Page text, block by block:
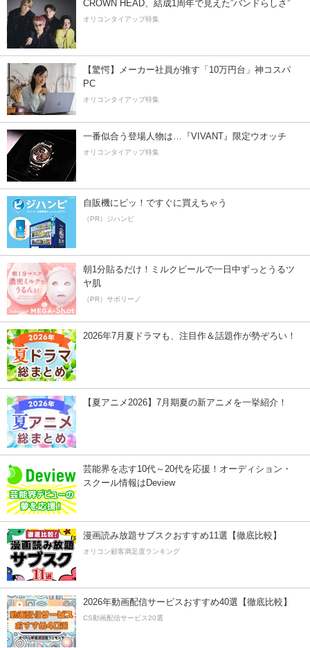
CROWN HEAD、結成1周年で見えた”バンドらしさ”
オリコンタイアップ特集
【驚愕】メーカー社員が推す「10万円台」神コスパ
PC
オリコンタイアップ特集
一番似合う登場人物は…『VIVANT』限定ウオッチ
オリコンタイアップ特集
自販機にピッ！ですぐに買えちゃう
（PR）ジハンピ
朝1分貼るだけ！ミルクピールで一日中ずっとうるツ
ヤ肌
（PR）サボリーノ
2026年7月夏ドラマも、注目作＆話題作が勢ぞろい！
【夏アニメ2026】7月期夏の新アニメを一挙紹介！
芸能界を志す10代～20代を応援！オーディション・
スクール情報はDeview
漫画読み放題サブスクおすすめ11選【徹底比較】
オリコン顧客満足度ランキング
2026年動画配信サービスおすすめ40選【徹底比較】
CS動画配信サービス20選